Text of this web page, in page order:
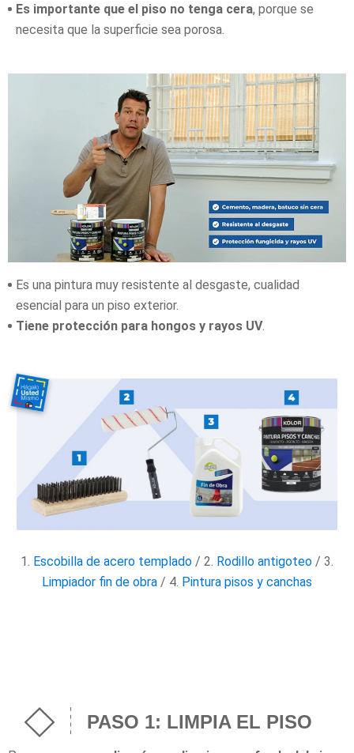
Es importante que el piso no tenga cera, porque se
necesita que la superficie sea porosa.
Es una pintura muy resistente al desgaste, cualidad
esencial para un piso exterior.
Tiene protección para hongos y rayos UV.
1. Escobilla de acero templado / 2. Rodillo antigoteo / 3.
Limpiador fin de obra / 4. Pintura pisos y canchas
PASO 1: LIMPIA EL PISO